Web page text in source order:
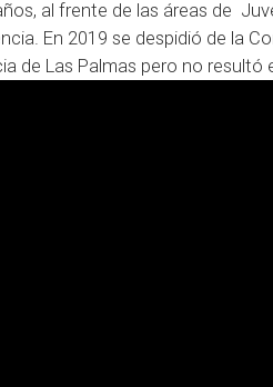
al frente de las áreas de
En 2019 se despidió de la
de Las Palmas pero no resultó